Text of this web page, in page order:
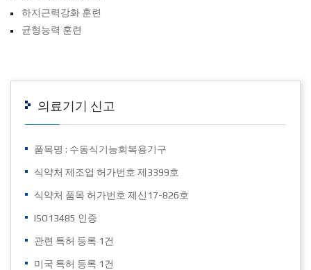
하지근력강화 훈련
균형능력 훈련
의료기기 신고
품목명 : 수동식기능회복용기구
식약처 제조업 허가번호 제3399호
식약처 품목 허가번호 제신17-826호
ISO13485 인증
관련 특허 등록 1건
미국 특허 등록 1건